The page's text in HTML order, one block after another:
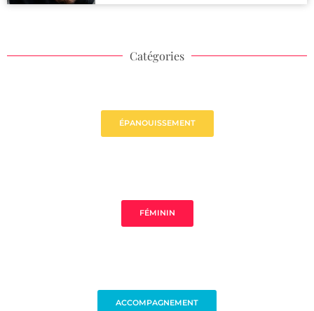
Catégories
ÉPANOUISSEMENT
FÉMININ
ACCOMPAGNEMENT